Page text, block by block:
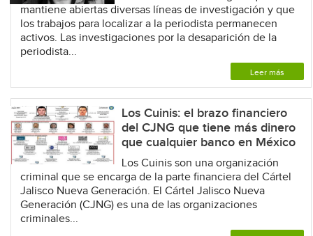
mantiene abiertas diversas líneas de investigación y que
los trabajos para localizar a la periodista permanecen
activos. Las investigaciones por la desaparición de la
periodista...
Leer más
Los Cuinis: el brazo financiero
del CJNG que tiene más dinero
que cualquier banco en México
Los Cuinis son una organización
criminal que se encarga de la parte financiera del Cártel
Jalisco Nueva Generación. El Cártel Jalisco Nueva
Generación (CJNG) es una de las organizaciones
criminales...